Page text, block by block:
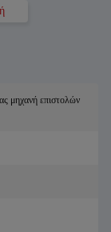
μηχανή επιστολών